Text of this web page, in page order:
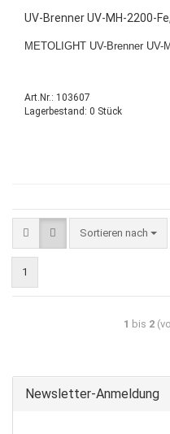
UV-Brenner UV-MH-2200-
METOLIGHT UV-Brenner UV-
Art.Nr.: 103607
Lagerbestand: 0 Stück
Sortieren nach
1
1 bis 2
Newsletter-Anmeldung